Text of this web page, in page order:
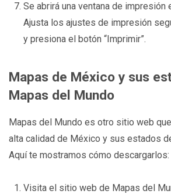
Se abrirá una ventana de impresión
Ajusta los ajustes de impresión
y presiona el botón “Imprimir”.
Mapas de México y sus
Mapas del Mundo
Mapas del Mundo es otro sitio web
alta calidad de México y sus estados
Aquí te mostramos cómo descargarlos:
Visita el sitio web de Mapas del